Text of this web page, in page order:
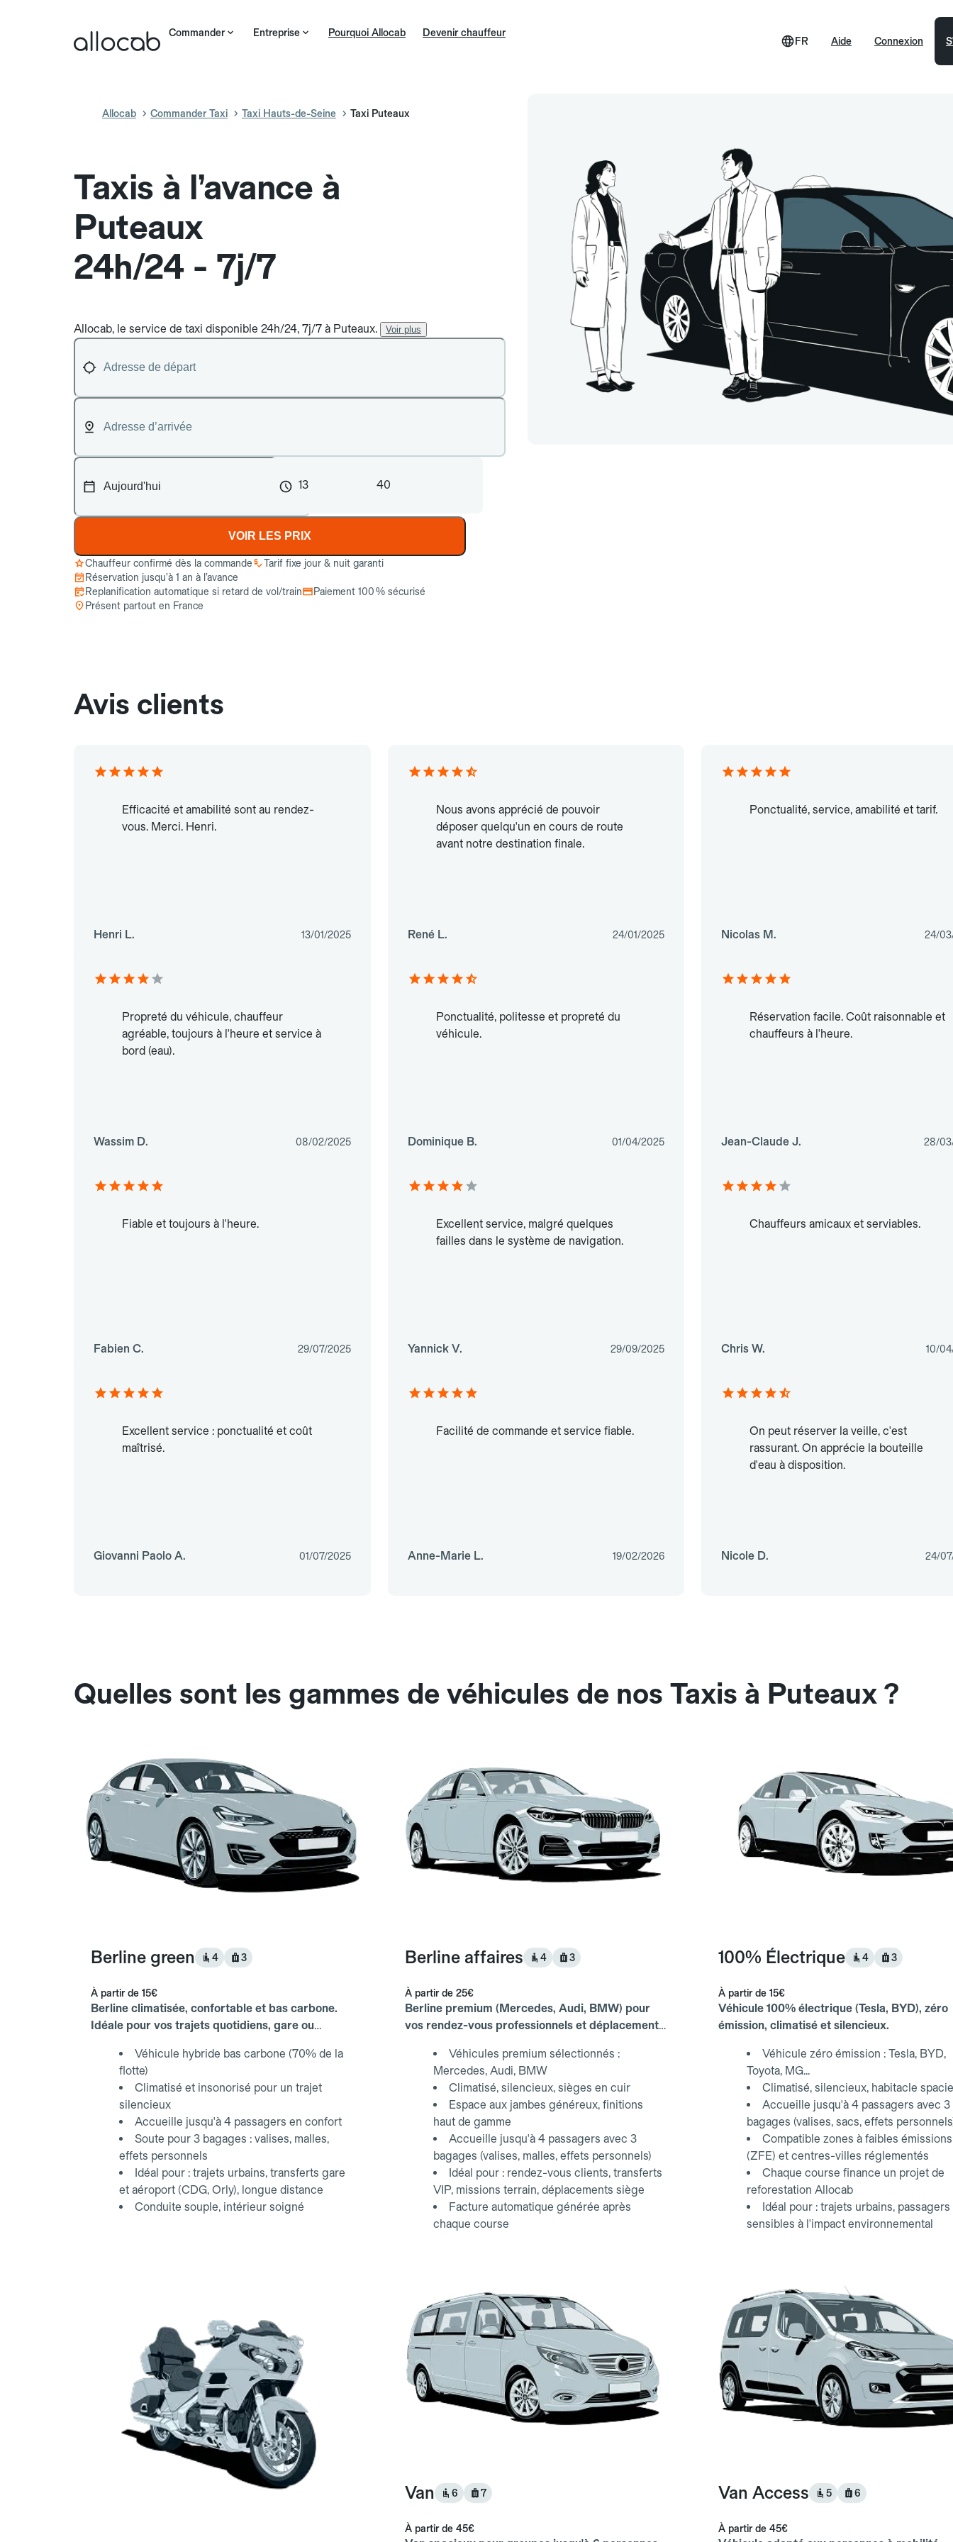
Commander Entreprise Pourquoi Allocab Devenir chauffeur
Aide
FR Connexion
Allocab Commander Taxi Taxi Hauts-de-Seine Taxi Puteaux
Taxis à l’avance à
Puteaux
24h/24 - 7j/7
Allocab, le service de taxi disponible 24h/24, 7j/7 à Puteaux. Voir plus
13 40
VOIR LES PRIX
Chauffeur confirmé dès la commande
Tarif fixe jour & nuit garanti
Réservation jusqu’à 1 an à l’avance
Replanification automatique si retard de vol/train
Paiement 100 % sécurisé
Présent partout en France
Avis clients
Efficacité et amabilité sont au rendez-
vous. Merci. Henri.
Henri L. 13/01/2025
Nous avons apprécié de pouvoir
déposer quelqu'un en cours de route
avant notre destination finale.
René L. 24/01/2025
Ponctualité, service, amabilité et tarif.
Nicolas M. 24/
Propreté du véhicule, chauffeur
agréable, toujours à l'heure et service à
bord (eau).
Wassim D. 08/02/2025
Ponctualité, politesse et propreté du
véhicule.
Dominique B. 01/04/2025
Réservation facile. Coût raisonnable et
chauffeurs à l'heure.
Jean-Claude J. 28/
Fiable et toujours à l'heure.
Fabien C. 29/07/2025
Excellent service, malgré quelques
failles dans le système de navigation.
Yannick V. 29/09/2025
Chauffeurs amicaux et serviables.
Chris W. 10/
Excellent service : ponctualité et coût
maîtrisé.
Giovanni Paolo A. 01/07/2025
Facilité de commande et service fiable.
Anne-Marie L. 19/02/2026
On peut réserver la veille, c'est
rassurant. On apprécie la bouteille
d'eau à disposition.
Nicole D. 24/
Quelles sont les gammes de véhicules de nos Taxis à Puteaux ?
Berline green 4 3
À partir de 15€
Berline climatisée, confortable et bas carbone.
Idéale pour vos trajets quotidiens, gare ou
Véhicule hybride bas carbone (70% de la
flotte)
Climatisé et insonorisé pour un trajet
silencieux
Accueille jusqu'à 4 passagers en confort
Soute pour 3 bagages : valises, malles,
effets personnels
Idéal pour : trajets urbains, transferts gare
et aéroport (CDG, Orly), longue distance
Conduite souple, intérieur soigné
Berline affaires 4 3
À partir de 25€
Berline premium (Mercedes, Audi, BMW) pour
vos rendez-vous professionnels et déplacements
Véhicules premium sélectionnés :
Mercedes, Audi, BMW
Climatisé, silencieux, sièges en cuir
Espace aux jambes généreux, finitions
haut de gamme
Accueille jusqu'à 4 passagers avec 3
bagages (valises, malles, effets personnels)
Idéal pour : rendez-vous clients, transferts
VIP, missions terrain, déplacements siège
Facture automatique générée après
chaque course
100% Électrique 4 3
À partir de 15€
Véhicule 100% électrique (Tesla, BYD), zéro
émission, climatisé et silencieux.
Véhicule zéro émission : Tesla, BYD,
Toyota, MG...
Climatisé, silencieux, habitacle
Accueille jusqu'à 4 passagers avec 3
bagages (valises, sacs, effets
Compatible zones à faibles émissions
(ZFE) et centres-villes réglementés
Chaque course finance un projet de
reforestation Allocab
Idéal pour : trajets urbains, passagers
sensibles à l'impact environnemental
Van 6 7
À partir de 45€
Van Access 5 6
À partir de 45€